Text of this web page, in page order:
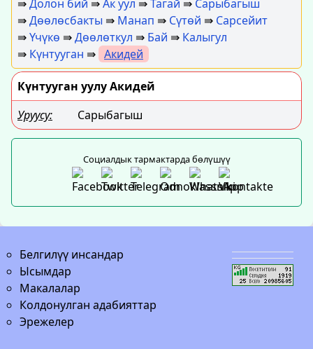
⇛Долон бий ⇛Ак уул ⇛Тагай ⇛ Сарыбагыш
⇛Дөөлөсбакты ⇛ Манап ⇛ Сүтөй ⇛ Сарсейит
⇛Үчүкө ⇛Дөөлөткул ⇛ Бай ⇛ Калыгул
⇛ Күнтууган ⇛ Акидей
Күнтууган уулу Акидей
Уруусу:
Сарыбагыш
Социалдык тармактарда бөлүшүү
Белгилүү инсандар
Ысымдар
Макалалар
Колдонулган адабияттар
Эрежелер